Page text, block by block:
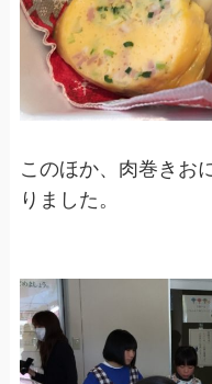
このほか、肉巻きお
りました。